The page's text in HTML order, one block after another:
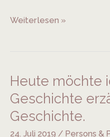
Weiterlesen »
Heute möchte
Geschichte
Geschichte.
24. Juli 2019 / Persons &
Heute
möchte
ich
Dir